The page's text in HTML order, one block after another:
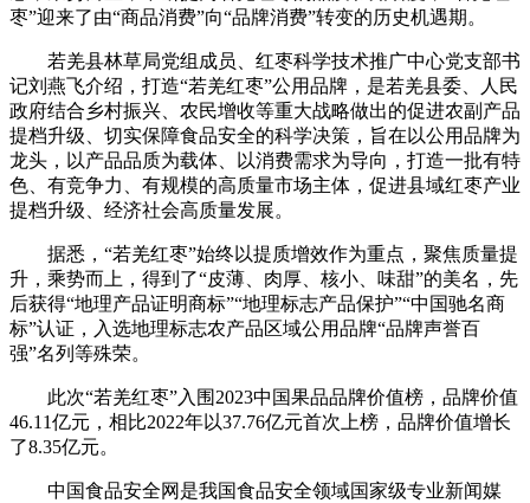
枣”迎来了由“商品消费”向“品牌消费”转变的历史机遇期。
若羌县林草局党组成员、红枣科学技术推广中心党支部书
记刘燕飞介绍，打造“若羌红枣”公用品牌，是若羌县委、人民
政府结合乡村振兴、农民增收等重大战略做出的促进农副产品
提档升级、切实保障食品安全的科学决策，旨在以公用品牌为
龙头，以产品品质为载体、以消费需求为导向，打造一批有特
色、有竞争力、有规模的高质量市场主体，促进县域红枣产业
提档升级、经济社会高质量发展。
据悉，“若羌红枣”始终以提质增效作为重点，聚焦质量提
升，乘势而上，得到了“皮薄、肉厚、核小、味甜”的美名，先
后获得“地理产品证明商标”“地理标志产品保护”“中国驰名商
标”认证，入选地理标志农产品区域公用品牌“品牌声誉百
强”名列等殊荣。
此次“若羌红枣”入围2023中国果品品牌价值榜，品牌价值
46.11亿元，相比2022年以37.76亿元首次上榜，品牌价值增长
了8.35亿元。
中国食品安全网是我国食品安全领域国家级专业新闻媒